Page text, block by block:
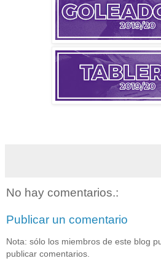
No hay comentarios.:
Publicar un comentario
Nota: sólo los miembros de este blog
publicar comentarios.